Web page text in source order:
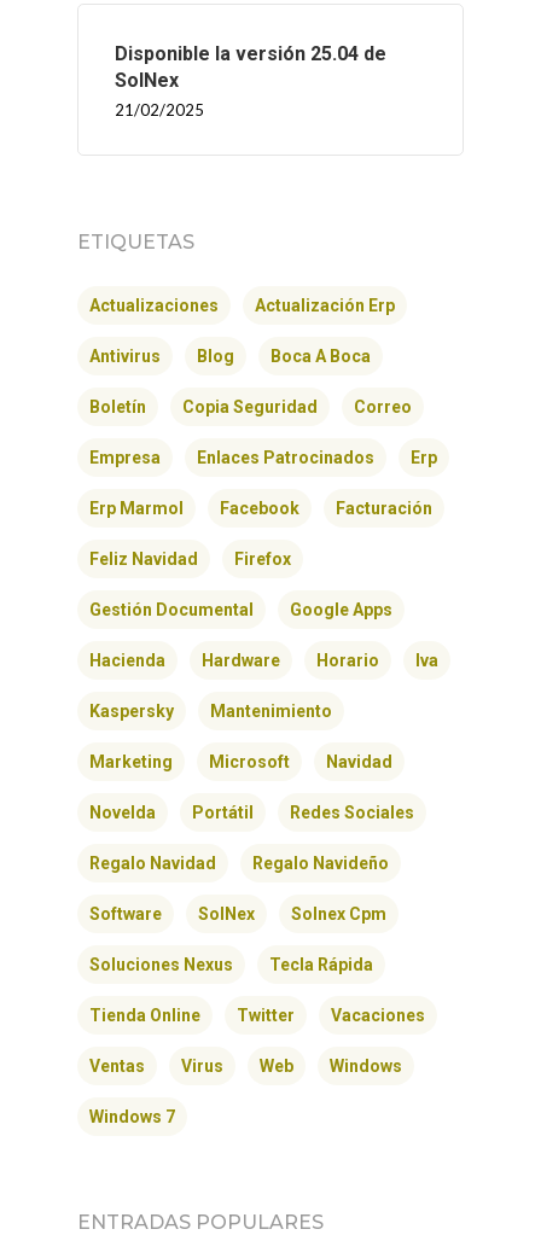
Disponible la versión 25.04 de
SolNex
21/02/2025
ETIQUETAS
Actualizaciones Actualización Erp
Antivirus Blog Boca A Boca
Boletín Copia Seguridad Correo
Empresa Enlaces Patrocinados Erp
Erp Marmol Facebook Facturación
Feliz Navidad Firefox
Gestión Documental Google Apps
Hacienda Hardware Horario Iva
Kaspersky Mantenimiento
Marketing Microsoft Navidad
Novelda Portátil Redes Sociales
Regalo Navidad Regalo Navideño
Software SolNex Solnex Cpm
Soluciones Nexus Tecla Rápida
Tienda Online Twitter Vacaciones
Ventas Virus Web Windows
Windows 7
ENTRADAS POPULARES
INICIO
SOLNEX